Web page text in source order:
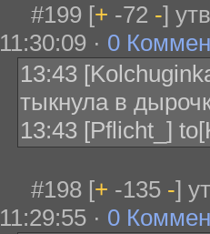
#199 [+ -72 -]
11:30:09 · 0
13:43
тыкнула в
13:43 [Pflicht_]
#198 [+ -135 -]
11:29:55 · 0